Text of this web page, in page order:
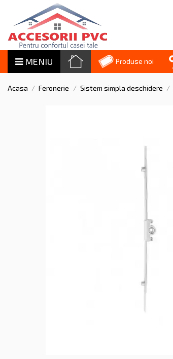
MENIU Produse noi
Acasa Feronerie Sistem simpla deschidere